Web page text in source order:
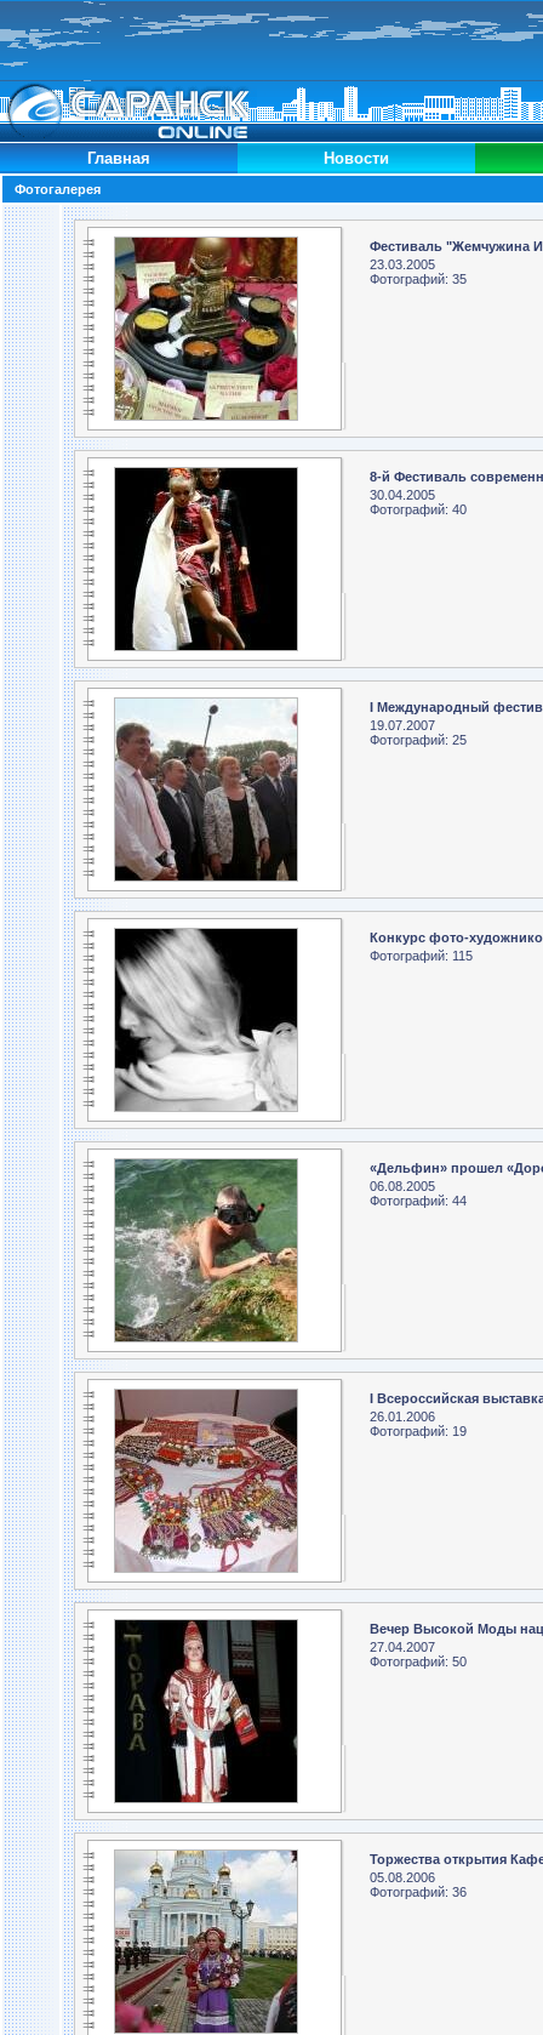
Главная Новости
Фотогалерея
Фестиваль "Жемчужина
23.03.2005
Фотографий: 35
8-й Фестиваль
30.04.2005
Фотографий: 40
I Международный
19.07.2007
Фотографий: 25
Конкурс фото-
Фотографий: 115
«Дельфин» прошел
06.08.2005
Фотографий: 44
I Всероссийская
26.01.2006
Фотографий: 19
Вечер Высокой Моды
27.04.2007
Фотографий: 50
Торжества открытия
05.08.2006
Фотографий: 36